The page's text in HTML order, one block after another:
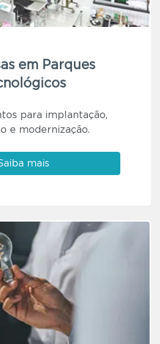
em Parques
para implantação,
e modernização.
mais